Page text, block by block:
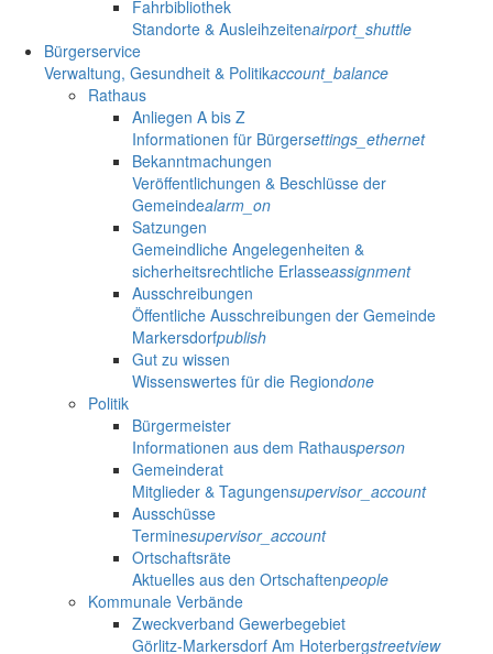
Fahrbibliothek
Standorte & Ausleihzeitenairport_shuttle
Bürgerservice
Verwaltung, Gesundheit & Politikaccount_balance
Rathaus
Anliegen A bis Z
Informationen für Bürgersettings_ethernet
Bekanntmachungen
Veröffentlichungen & Beschlüsse der
Gemeindealarm_on
Satzungen
Gemeindliche Angelegenheiten &
sicherheitsrechtliche Erlasseassignment
Ausschreibungen
Öffentliche Ausschreibungen der Gemeinde
Markersdorfpublish
Gut zu wissen
Wissenswertes für die Regiondone
Politik
Bürgermeister
Informationen aus dem Rathausperson
Gemeinderat
Mitglieder & Tagungensupervisor_account
Ausschüsse
Terminesupervisor_account
Ortschaftsräte
Aktuelles aus den Ortschaftenpeople
Kommunale Verbände
Zweckverband Gewerbegebiet
Görlitz-Markersdorf Am Hoterbergstreetview